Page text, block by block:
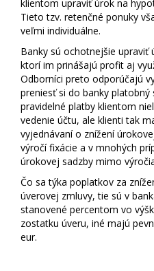
klientom upraviť úrok na
Tieto tzv. retenčné ponuky
veľmi individuálne.
Banky sú ochotnejšie upraviť
ktorí im prinášajú profit aj
Odborníci preto odporúčajú
preniesť si do banky platobný
pravidelné platby klientom
vedenie účtu, ale klienti tak
vyjednávaní o znížení
výročí fixácie a v mnohých
úrokovej sadzby mimo
Čo sa týka poplatkov za
úverovej zmluvy, tie sú v
stanovené percentom vo
zostatku úveru, iné majú
eur.